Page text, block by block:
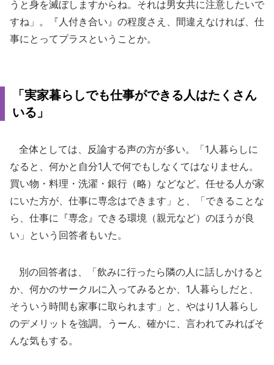
うと身を滅ぼしますからね。それは男女共に注意したいで
すね」。『人付き合い』の程度さえ、間違えなければ、仕
事にとってプラスということか。
「実家暮らしでも仕事ができる人はたくさん
いる」
全体としては、反論する声の方が多い。「1人暮らしに
なると、何かと自分1人で何でもしなくてはなりません。
買い物・料理・洗濯・銀行（略）などなど。任せる人が家
にいた方が、仕事に専念はできます」と、「できることな
ら、仕事に『専念』できる環境（親元など）のほうが良
い」という回答者もいた。
別の回答者は、「飲みに行ったら隣の人に話しかけると
か、何かのサークルに入ってみるとか、1人暮らしだと、
そういう時間も家事に取られます」と、やはり1人暮らし
のデメリットを強調。うーん、確かに、言われてみればそ
んな気もする。